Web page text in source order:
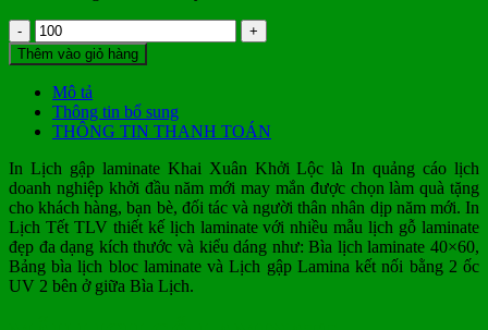
Lịch
gập
laminate
Khai
Xuân
Khởi
Lộc
số
lượng
Thêm vào giỏ hàng
Mô tả
Thông tin bổ sung
THÔNG TIN THANH TOÁN
In Lịch gập laminate Khai Xuân Khởi Lộc là In quảng cáo lịch
doanh nghiệp khởi đầu năm mới may mắn được chọn làm quà tặng
cho khách hàng, bạn bè, đối tác và người thân nhân dịp năm mới. In
Lịch Tết TLV thiết kế lịch laminate với nhiều mẫu lịch gỗ laminate
đẹp đa dạng kích thước và kiểu dáng như: Bìa lịch laminate 40×60,
Bảng bìa lịch bloc laminate và Lịch gập Lamina kết nối bằng 2 ốc
UV 2 bên ở giữa Bìa Lịch.